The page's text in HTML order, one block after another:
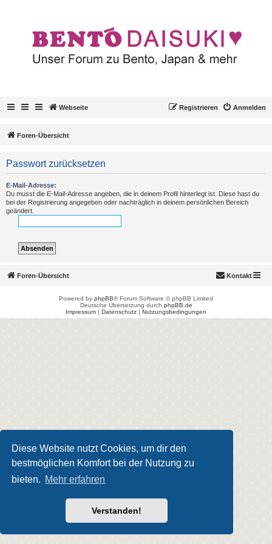
Diese Website nutzt Cookies, um dir den
bestmöglichen Komfort bei der Nutzung zu
bieten. Mehr erfahren
Verstanden!
Webseite Anmelden
Registrieren
Foren-Übersicht
Passwort zurücksetzen
E-Mail-Adresse:
Du musst die E-Mail-Adresse angeben, die in deinem Profil hinterlegt ist. Diese hast du
bei der Registrierung angegeben oder nachträglich in deinem persönlichen Bereich
geändert.
Foren-Übersicht Kontakt
Powered by phpBB® Forum Software © phpBB Limited
Deutsche Übersetzung durch phpBB.de
Impressum | Datenschutz | Nutzungsbedingungen